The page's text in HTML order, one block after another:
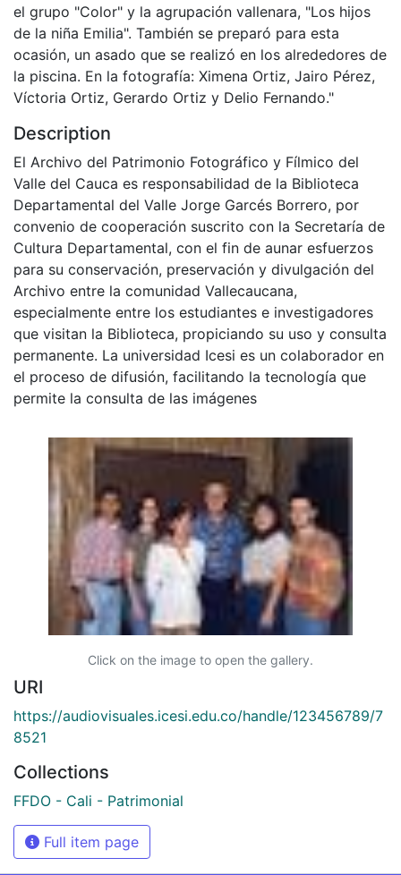
el grupo "Color" y la agrupación vallenara, "Los hijos
de la niña Emilia". También se preparó para esta
ocasión, un asado que se realizó en los alrededores de
la piscina. En la fotografía: Ximena Ortiz, Jairo Pérez,
Víctoria Ortiz, Gerardo Ortiz y Delio Fernando."
Description
El Archivo del Patrimonio Fotográfico y Fílmico del
Valle del Cauca es responsabilidad de la Biblioteca
Departamental del Valle Jorge Garcés Borrero, por
convenio de cooperación suscrito con la Secretaría de
Cultura Departamental, con el fin de aunar esfuerzos
para su conservación, preservación y divulgación del
Archivo entre la comunidad Vallecaucana,
especialmente entre los estudiantes e investigadores
que visitan la Biblioteca, propiciando su uso y consulta
permanente. La universidad Icesi es un colaborador en
el proceso de difusión, facilitando la tecnología que
permite la consulta de las imágenes
Click on the image to open the gallery.
URI
https://audiovisuales.icesi.edu.co/handle/123456789/7
8521
Collections
FFDO - Cali - Patrimonial
Full item page